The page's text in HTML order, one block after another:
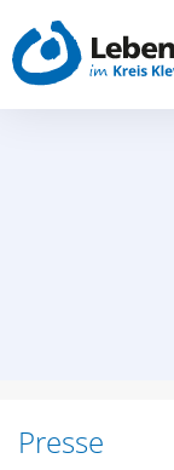
Hauptnavigation
Presse